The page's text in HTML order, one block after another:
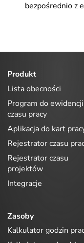
bezpośrednio z
Produkt
Lista obecności
Program do ewidencji
czasu pracy
Aplikacja do kart
Rejestrator czasu
Rejestrator czasu
projektów
Integracje
Zasoby
Kalkulator godzin